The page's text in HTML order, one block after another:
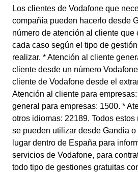
Los clientes de Vodafone que
compañía pueden hacerlo desde
número de atención al cliente que
cada caso según el tipo de
realizar. * Atención al cliente
cliente desde un número
cliente de Vodafone desde el
Atención al cliente para
general para empresas: 1500. *
otros idiomas: 22189. Todos
se pueden utilizar desde Gandia
lugar dentro de España para
servicios de Vodafone, para
todo tipo de gestiones gratuitas